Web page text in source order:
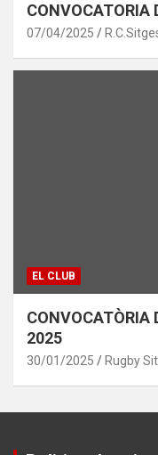
CONVOCATORIA
07/04/2025
EL CLUB
CONVOCATÒRIA
2025
30/01/2025 Rugby